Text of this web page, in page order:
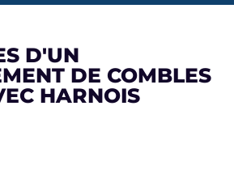
D'UN
DE COMBLES
HARNOIS